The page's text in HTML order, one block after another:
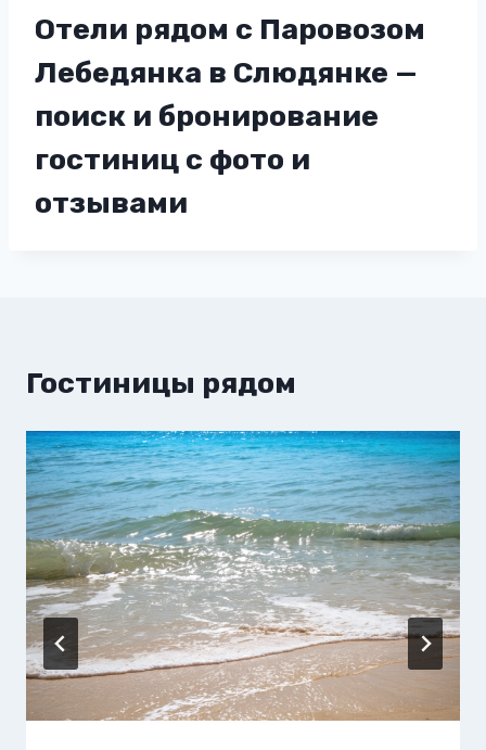
Отели рядом с Паровозом
Лебедянка в Слюдянке —
поиск и бронирование
гостиниц с фото и
отзывами
Гостиницы рядом